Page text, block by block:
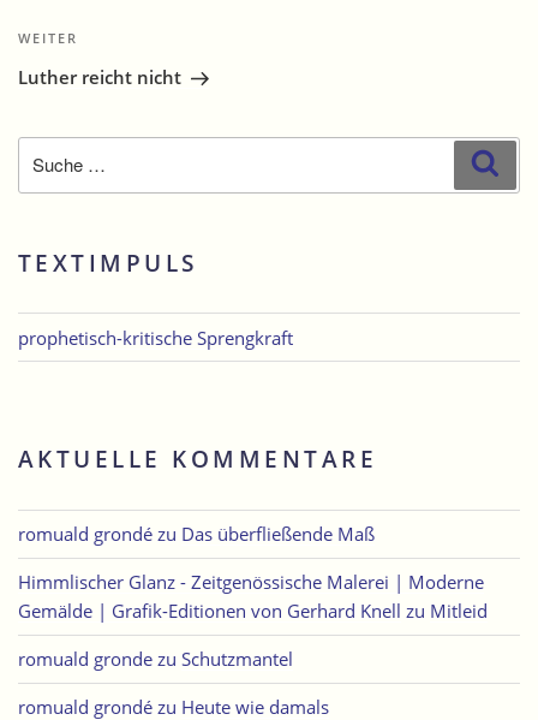
Nächster
Beitrag
WEITER
Luther reicht nicht
nach:
TEXTIMPULS
prophetisch-kritische Sprengkraft
AKTUELLE KOMMENTARE
romuald grondé zu Das überfließende Maß
Himmlischer Glanz - Zeitgenössische Malerei | Moderne
Gemälde | Grafik-Editionen von Gerhard Knell zu Mitleid
romuald gronde zu Schutzmantel
romuald grondé zu Heute wie damals